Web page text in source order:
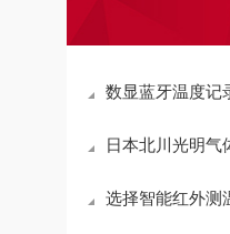
数显蓝牙温度记录
日本北川光明气体
选择智能红外测温仪可